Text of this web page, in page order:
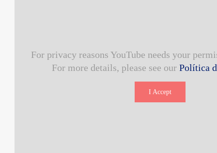
For privacy reasons YouTube needs your
For more details, please see our Política
I Accept